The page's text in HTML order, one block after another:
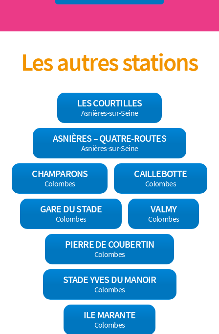
Les autres stations
LES COURTILLES
Asnières-sur-Seine
ASNIÈRES – QUATRE-ROUTES
Asnières-sur-Seine
CHAMPARONS
Colombes
CAILLEBOTTE
Colombes
GARE DU STADE
Colombes
VALMY
Colombes
PIERRE DE COUBERTIN
Colombes
STADE YVES DU MANOIR
Colombes
ILE MARANTE
Colombes